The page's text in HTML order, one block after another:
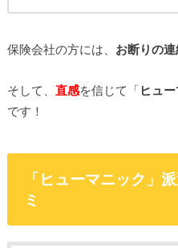
保険会社の方には、 お断りの
そして、 直感を信じて「 ヒュ
です！
「ヒューマニック」
ミ